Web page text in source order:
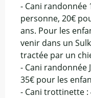
- Cani randonnée
personne, 20€
ans. Pour les
venir dans un
tractée par un
- Cani randonnée
35€ pour les
- Cani trottinette